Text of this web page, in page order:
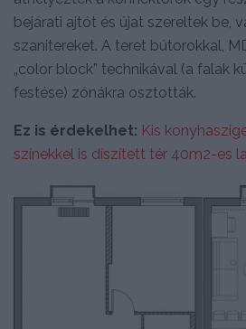
bejárati ajtót és újat szereltek be,
szanitereket. A teret bútorokkal,
„color block” technikával (a falak
festése) zónákra osztották.
Ez is érdekelhet: Kis
színekkel is díszített tér 40m2-es